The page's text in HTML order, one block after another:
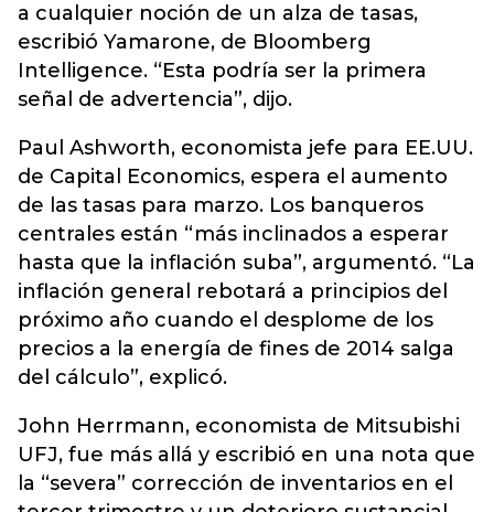
a cualquier noción de un alza de tasas,
escribió Yamarone, de Bloomberg
Intelligence. “Esta podría ser la primera
señal de advertencia”, dijo.
Paul Ashworth, economista jefe para EE.UU.
de Capital Economics, espera el aumento
de las tasas para marzo. Los banqueros
centrales están “más inclinados a esperar
hasta que la inflación suba”, argumentó. “La
inflación general rebotará a principios del
próximo año cuando el desplome de los
precios a la energía de fines de 2014 salga
del cálculo”, explicó.
John Herrmann, economista de Mitsubishi
UFJ, fue más allá y escribió en una nota que
la “severa” corrección de inventarios en el